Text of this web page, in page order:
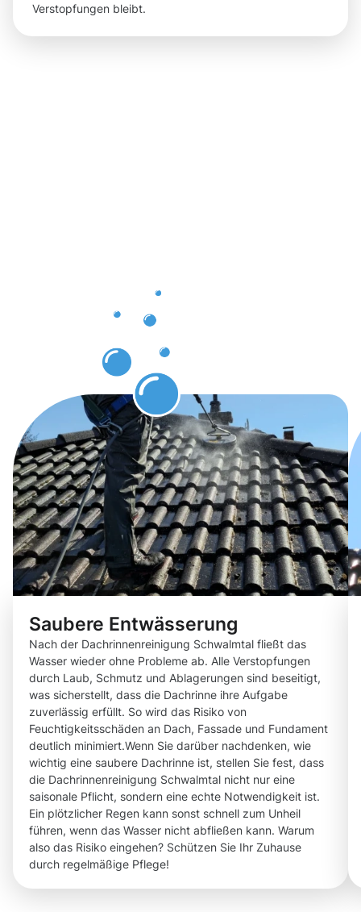
Verstopfungen bleibt.
Saubere Entwässerung
Nach der Dachrinnenreinigung Schwalmtal fließt das
Wasser wieder ohne Probleme ab. Alle Verstopfungen
durch Laub, Schmutz und Ablagerungen sind beseitigt,
was sicherstellt, dass die Dachrinne ihre Aufgabe
zuverlässig erfüllt. So wird das Risiko von
Feuchtigkeitsschäden an Dach, Fassade und Fundament
deutlich minimiert.Wenn Sie darüber nachdenken, wie
wichtig eine saubere Dachrinne ist, stellen Sie fest, dass
die Dachrinnenreinigung Schwalmtal nicht nur eine
saisonale Pflicht, sondern eine echte Notwendigkeit ist.
Ein plötzlicher Regen kann sonst schnell zum Unheil
führen, wenn das Wasser nicht abfließen kann. Warum
also das Risiko eingehen? Schützen Sie Ihr Zuhause
durch regelmäßige Pflege!